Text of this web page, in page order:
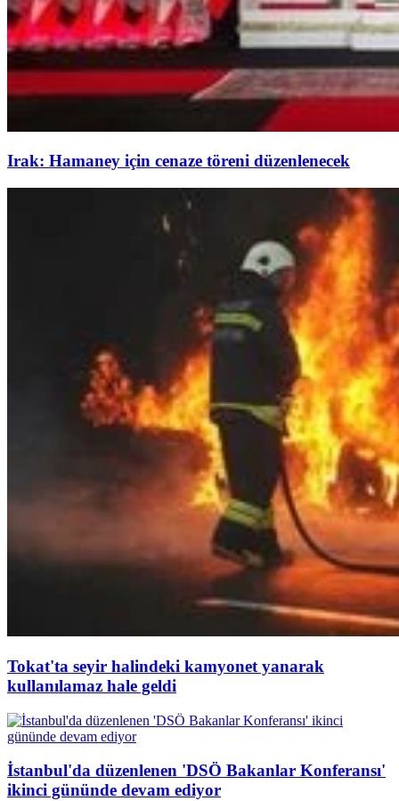
Irak: Hamaney için cenaze töreni düzenlenecek
Tokat'ta seyir halindeki kamyonet yanarak
kullanılamaz hale geldi
İstanbul'da düzenlenen 'DSÖ Bakanlar Konferansı'
ikinci gününde devam ediyor